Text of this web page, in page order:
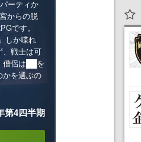
ーティか
からの脱
です。
しか喋れ
、戦士は可
僧侶は██を
かを選ぶの
第4四半期